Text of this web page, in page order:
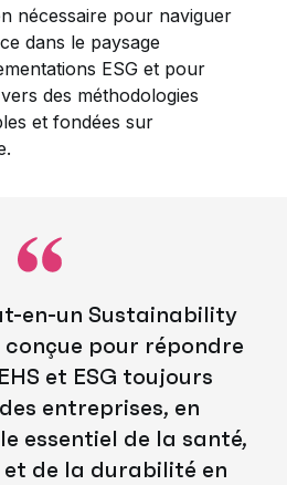
nécessaire pour naviguer
dans le paysage
ESG et pour
des méthodologies
et fondées sur
en-un Sustainability
pour répondre
et ESG toujours
entreprises, en
essentiel de la santé,
de la durabilité en